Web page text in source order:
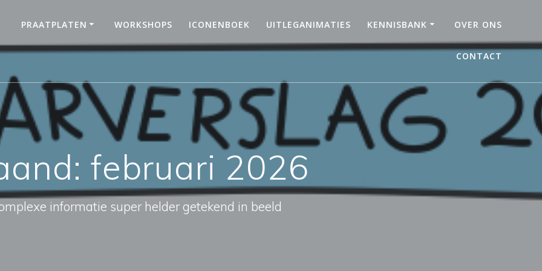
PRAATPLATEN WORKSHOPS ICONENBOEK UITLEGANIMATIES KENNISBANK OVER ONS
CONTACT
februari 2026
informatie super helder getekend in beeld